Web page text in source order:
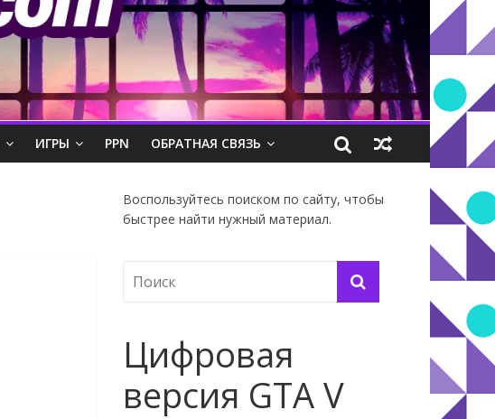
ИГРЫ PPN ОБРАТНАЯ СВЯЗЬ
Воспользуйтесь поиском по сайту, чтобы
быстрее найти нужный материал.
Цифровая
версия GTA V